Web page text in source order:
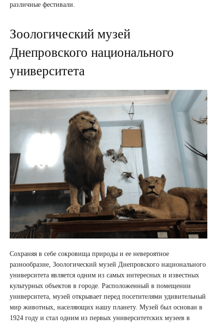
различные фестивали.
Зоологический музей
Днепровского национального
университета
Сохраняя в себе сокровища природы и ее невероятное
разнообразие, Зоологический музей Днепровского национального
университета является одним из самых интересных и известных
культурных объектов в городе. Расположенный в помещении
университета, музей открывает перед посетителями удивительный
мир животных, населяющих нашу планету. Музей был основан в
1924 году и стал одним из первых университетских музеев в